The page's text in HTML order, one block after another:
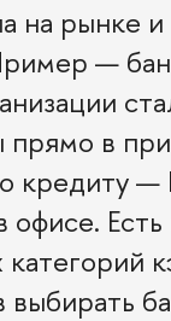
на рынке
—
прямо в
кредиту —
офисе.